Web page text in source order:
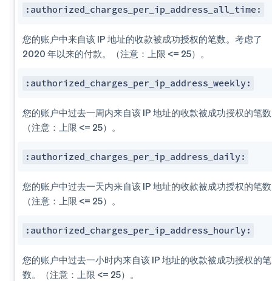
:authorized_charges_per​_ip_address_all_time:
您的账户中来自该 IP 地址的收款被成功授权的笔数。考虑了
2020 年以来的付款。（注意：上限 <= 25）。
:authorized_charges_per​_ip_address_weekly:
您的账户中过去一周内来自该 IP 地址的收款被成功授权的笔
（注意：上限 <= 25）。
:authorized_charges_per​_ip_address_daily:
您的账户中过去一天内来自该 IP 地址的收款被成功授权的笔
（注意：上限 <= 25）。
:authorized_charges_per​_ip_address_hourly:
您的账户中过去一小时内来自该 IP 地址的收款被成功授权的笔
数。（注意：上限 <= 25）。